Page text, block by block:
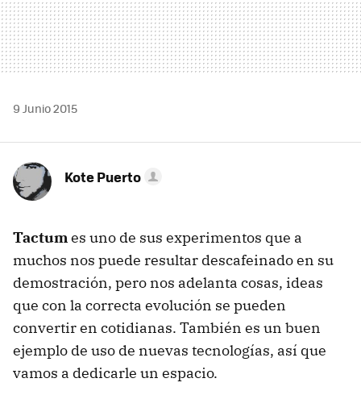
9 Junio 2015
Kote Puerto
Tactumes uno de sus experimentos que a
muchos nos puede resultar descafeinado en su
demostración, pero nos adelanta cosas, ideas
que con la correcta evolución se pueden
convertir en cotidianas. También es un buen
ejemplo de uso de nuevas tecnologías, así que
vamos a dedicarle un espacio.